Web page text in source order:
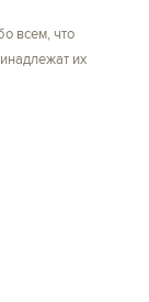
всем, что
их